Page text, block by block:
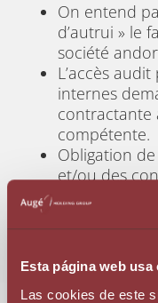
Esta página web usa
Las cookies de este
On entend
d’autrui » le
société
L’accès
internes
contractante
compétente.
Obligation
et/ou des
pour lequel
Obligation
concret et